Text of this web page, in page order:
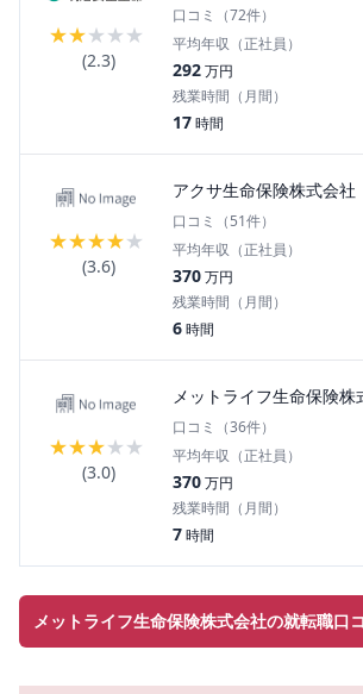
★★★★★
(2.3)
口コミ（72件）
平均年収（正社員）
292万円
残業時間（月間）
17時間
★★★★★
(3.6)
アクサ生命保険株式会社
口コミ（51件）
平均年収（正社員）
370万円
残業時間（月間）
6時間
★★★★★
(3.0)
メットライフ生命保険株
口コミ（36件）
平均年収（正社員）
370万円
残業時間（月間）
7時間
メットライフ生命保険株式会社の就転職口